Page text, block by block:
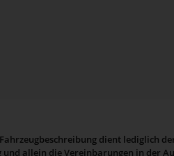
dient lediglich
allein die Vereinbarungen in der